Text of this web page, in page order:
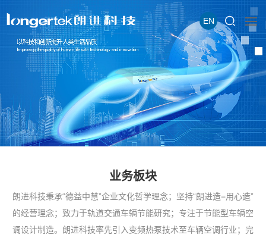
EN
业务板块
朗进科技秉承“德益中慧”企业文化哲学理念；坚持“朗进造=用心造”
的经营理念；致力于轨道交通车辆节能研究；专注于节能型车辆空
调设计制造。朗进科技率先引入变频热泵技术至车辆空调行业；完